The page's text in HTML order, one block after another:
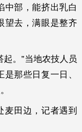
中部，能挤出乳白
望去，满眼是整齐
。”当地农技人员
那些日复一日、
田边，记者遇到